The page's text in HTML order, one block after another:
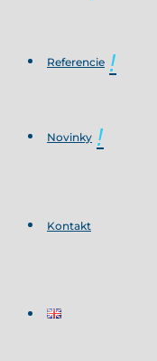
Referencie
Novinky
Kontakt